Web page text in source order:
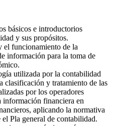
básicos e introductorios
y sus propósitos.
el funcionamiento de la
información para la toma de
utilizada por la contabilidad
clasificación y tratamiento de las
por los operadores
información financiera en
aplicando la normativa
Pla general de contabilidad.